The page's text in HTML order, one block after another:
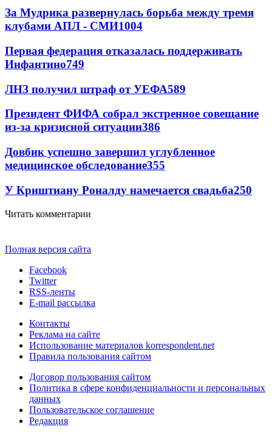
За Мудрика развернулась борьба между тремя
клубами АПЛ - СМИ1004
Первая федерация отказалась поддерживать
Инфантино749
ЛНЗ получил штраф от УЕФА589
Президент ФИФА собрал экстренное совещание
из-за кризисной ситуации386
Довбик успешно завершил углубленное
медицинское обследование355
У Криштиану Роналду намечается свадьба250
Читать комментарии
Полная версия сайта
Facebook
Twitter
RSS-ленты
E-mail рассылка
Контакты
Реклама на сайте
Использование материалов korrespondent.net
Правила пользования сайтом
Договор пользования сайтом
Политика в сфере конфиденциальности и персональных
данных
Пользовательское соглашение
Редакция